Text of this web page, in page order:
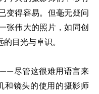
变得容易。但毫无疑问
张伟大的照片，如同创
目光与卓识。
尽管这很难用语言来
镜头的使用的摄影师